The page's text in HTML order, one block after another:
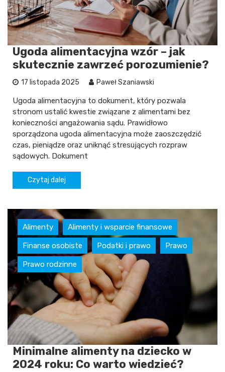
Ugoda alimentacyjna wzór – jak
skutecznie zawrzeć porozumienie?
17 listopada 2025 Paweł Szaniawski
Ugoda alimentacyjna to dokument, który pozwala
stronom ustalić kwestie związane z alimentami bez
konieczności angażowania sądu. Prawidłowo
sporządzona ugoda alimentacyjna może zaoszczędzić
czas, pieniądze oraz uniknąć stresujących rozpraw
sądowych. Dokument
Czytaj dalej
Alimenty Alimenty i wsparcie finansowe
Finanse osobiste Podatki i prawo Prawo
Prawo rodzinne
Minimalne alimenty na dziecko w
2024 roku: Co warto wiedzieć?